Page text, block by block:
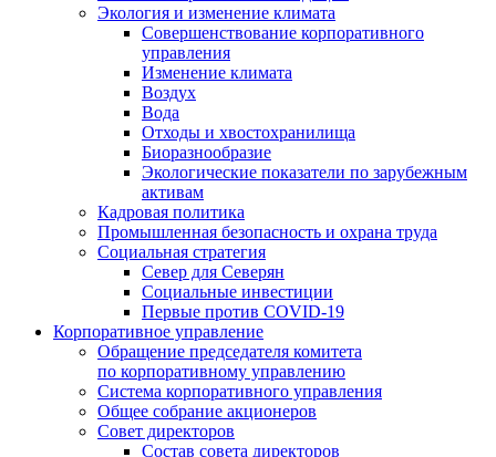
Экология и изменение климата
Совершенствование корпоративного
управления
Изменение климата
Воздух
Вода
Отходы и хвостохранилища
Биоразнообразие
Экологические показатели по зарубежным
активам
Кадровая политика
Промышленная безопасность и охрана труда
Социальная стратегия
Север для Северян
Социальные инвестиции
Первые против COVID‑19
Корпоративное управление
Обращение председателя комитета
по корпоративному управлению
Система корпоративного управления
Общее собрание акционеров
Совет директоров
Состав совета директоров